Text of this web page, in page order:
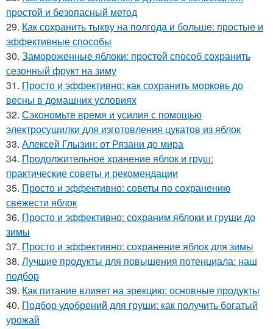
простой и безопасный метод
29. Как сохранить тыкву на полгода и больше: простые и
эффективные способы
30. Замороженные яблоки: простой способ сохранить
сезонный фрукт на зиму
31. Просто и эффективно: как сохранить морковь до
весны в домашних условиях
32. Сэкономьте время и усилия с помощью
электросушилки для изготовления цукатов из яблок
33. Алексей Глызин: от Рязани до мира
34. Продолжительное хранение яблок и груш:
практические советы и рекомендации
35. Просто и эффективно: советы по сохранению
свежести яблок
36. Просто и эффективно: сохраним яблоки и груши до
зимы
37. Просто и эффективно: сохранение яблок для зимы
38. Лучшие продукты для повышения потенциала: наш
подбор
39. Как питание влияет на эрекцию: основные продукты
40. Подбор удобрений для груши: как получить богатый
урожай